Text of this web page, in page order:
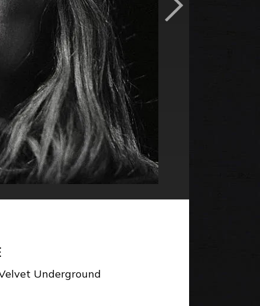
Underground